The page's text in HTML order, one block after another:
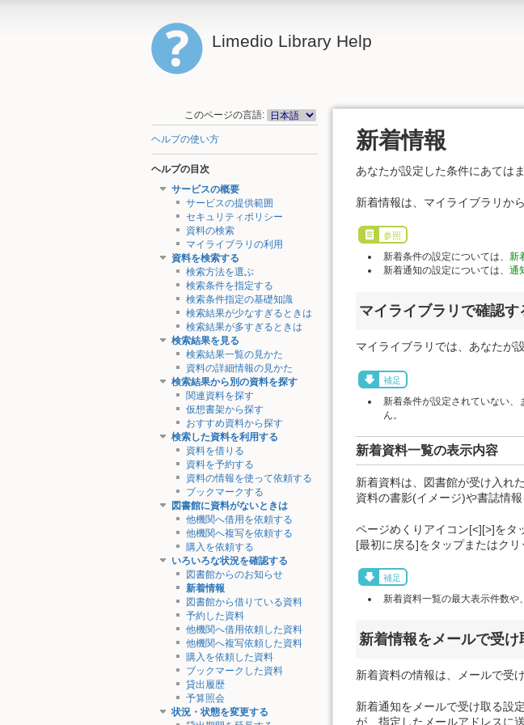
Limedio Library Help
このページの言語:
ヘルプの使い方
ヘルプの目次
サービスの概要
サービスの提供範囲
セキュリティポリシー
資料の検索
マイライブラリの利用
資料を検索する
検索方法を選ぶ
検索条件を指定する
検索条件指定の基礎知識
検索結果が少なすぎるときは
検索結果が多すぎるときは
検索結果を見る
検索結果一覧の見かた
資料の詳細情報の見かた
検索結果から別の資料を探す
関連資料を探す
仮想書架から探す
おすすめ資料から探す
検索した資料を利用する
資料を借りる
資料を予約する
資料の情報を使って依頼する
ブックマークする
図書館に資料がないときは
他機関へ借用を依頼する
他機関へ複写を依頼する
購入を依頼する
いろいろな状況を確認する
図書館からのお知らせ
新着情報
図書館から借りている資料
予約した資料
他機関へ借用依頼した資料
他機関へ複写依頼した資料
購入を依頼した資料
ブックマークした資料
貸出履歴
予算照会
状況・状態を変更する
新着情報
あなたが設定した条件にあては
新着情報は、マイライブラリか
参照
新着条件の設定については、新
新着通知の設定については、通
マイライブラリで確認す
マイライブラリでは、あなたが
補足
新着条件が設定されていない
ん。
新着資料一覧の表示内容
新着資料は、図書館が受け入れ
資料の書影(イメージ)や書誌情
ページめくりアイコン[<][>]をタ
[最初に戻る]をタップまたはク
補足
新着資料一覧の最大表示件数や
新着情報をメールで受け
新着資料の情報は、メールで受
新着通知をメールで受け取る設
が、指定したメールアドレスに